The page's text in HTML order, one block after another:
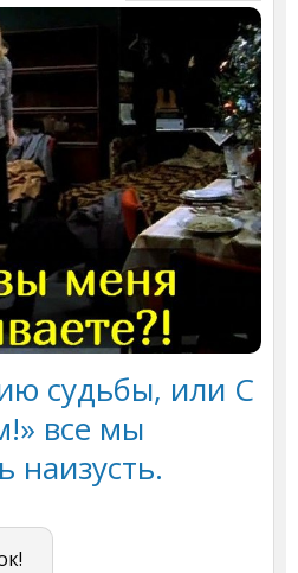
судьбы, или С
все мы
наизусть.